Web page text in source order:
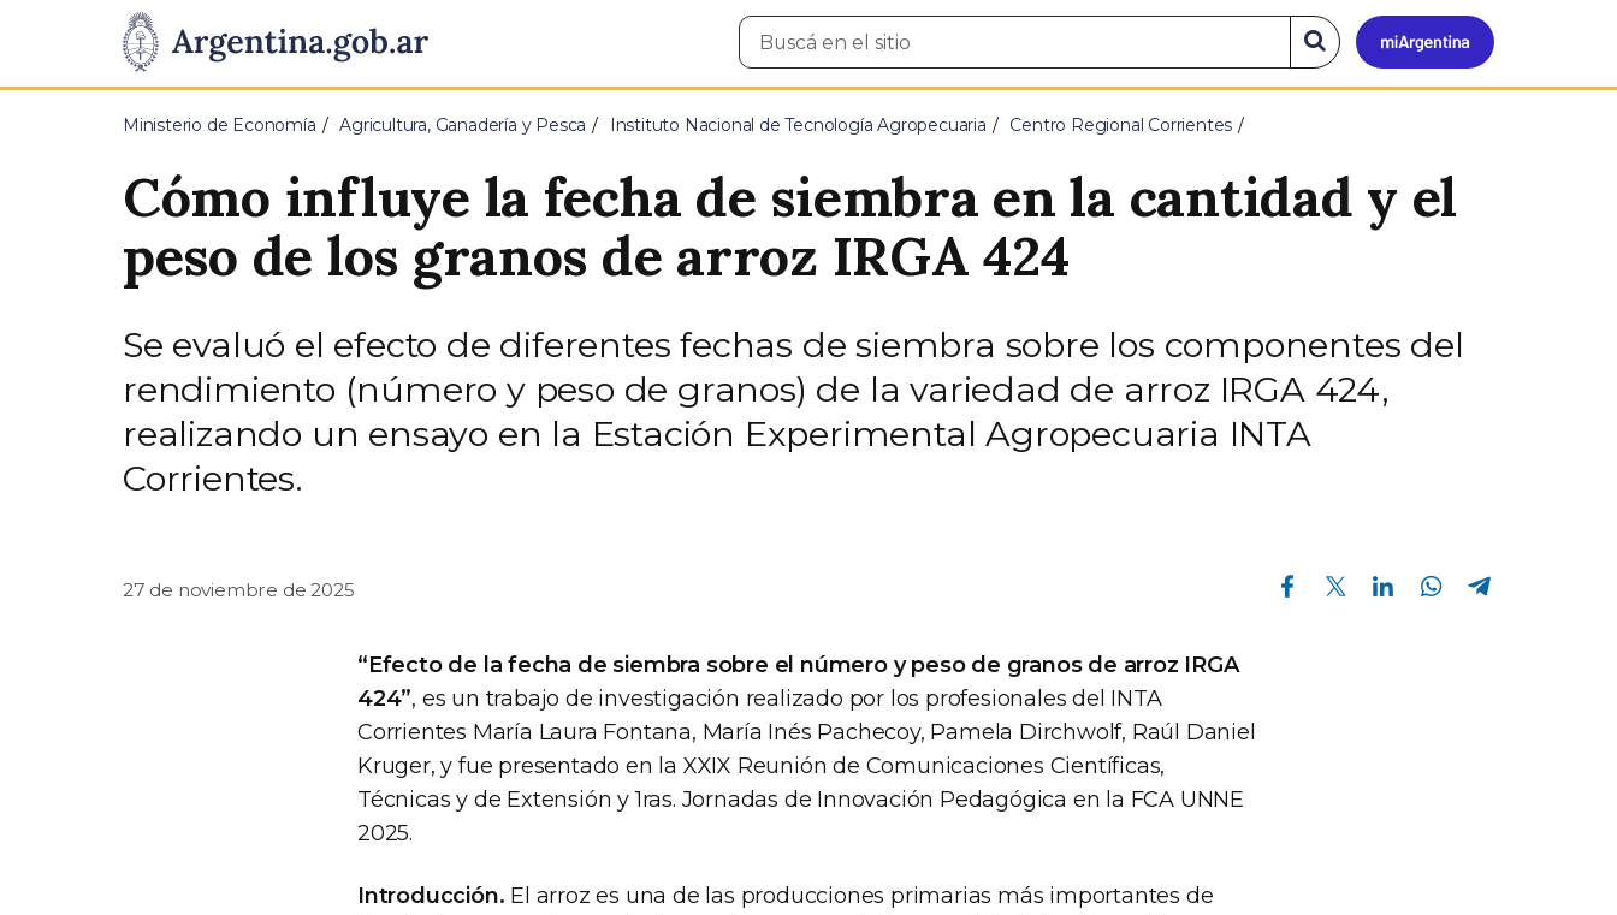
Presidencia
de
Pasar al contenido principal
Mi
Buscar
en
Buscar
en
el
Ministerio de Economía Agricultura, Ganadería y Pesca Instituto Nacional de Tecnología Agropecuaria Centro Regional Corrientes
Cómo influye la fecha de siembra en la cantidad y el
peso de los granos de arroz IRGA 424
Se evaluó el efecto de diferentes fechas de siembra sobre los componentes del
rendimiento (número y peso de granos) de la variedad de arroz IRGA 424,
realizando un ensayo en la Estación Experimental Agropecuaria INTA
Corrientes.
27 de noviembre de 2025
Compartir en Facebook Compartir en Twitter Compartir en Linkedin Compartir en Whatsapp
“Efecto de la fecha de siembra sobre el número y peso de granos de arroz IRGA
424”, es un trabajo de investigación realizado por los profesionales del INTA
Corrientes María Laura Fontana, María Inés Pachecoy, Pamela Dirchwolf, Raúl Daniel
Kruger, y fue presentado en la XXIX Reunión de Comunicaciones Científicas,
Técnicas y de Extensión y 1ras. Jornadas de Innovación Pedagógica en la FCA UNNE
2025.
Introducción. El arroz es una de las producciones primarias más importantes de